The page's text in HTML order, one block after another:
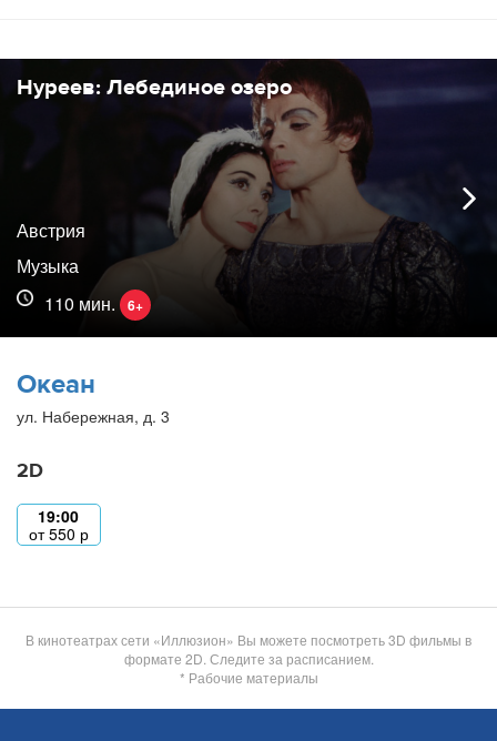
Нуреев: Лебединое озеро
Австрия
Музыка
110 мин.
6+
Океан
ул. Набережная, д. 3
2D
19:00
от550 р
В кинотеатрах сети «Иллюзион» Вы можете посмотреть 3D фильмы в
формате 2D. Следите за расписанием.
* Рабочие материалы